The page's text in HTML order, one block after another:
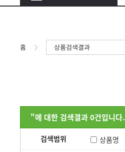
홈 상품검색결과
"에 대한 검색결과0건입니다.
검색범위 상품명